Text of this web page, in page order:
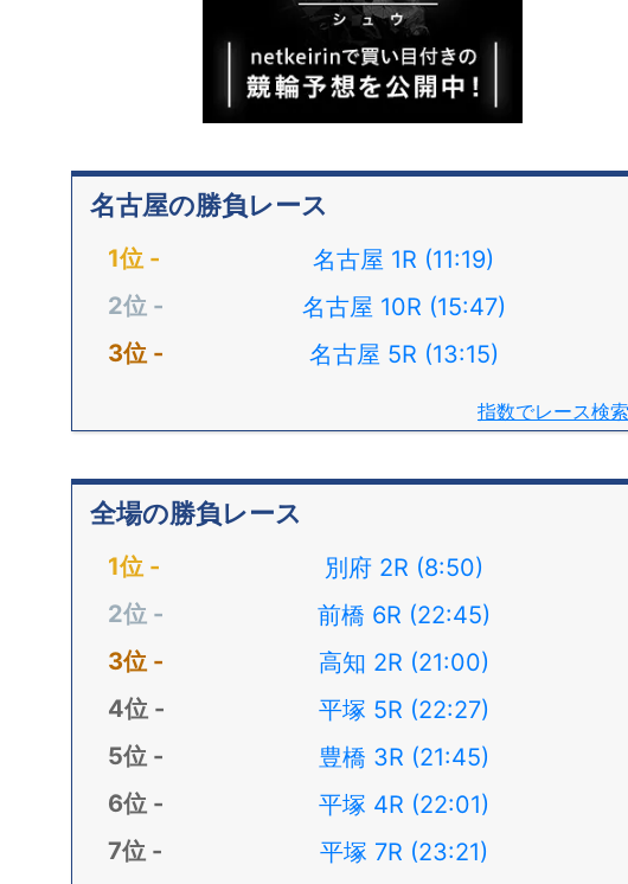
名古屋の勝負レース
名古屋 1R (11:19)
名古屋 10R (15:47)
名古屋 5R (13:15)
指数でレース検索
全場の勝負レース
別府 2R (8:50)
前橋 6R (22:45)
高知 2R (21:00)
平塚 5R (22:27)
豊橋 3R (21:45)
平塚 4R (22:01)
平塚 7R (23:21)